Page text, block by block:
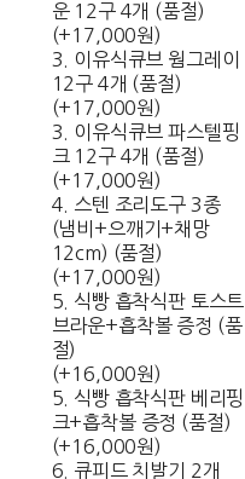
운 12구 4개 (품절)
(+17,000원)
3. 이유식큐브 웜그레이
12구 4개 (품절)
(+17,000원)
3. 이유식큐브 파스텔핑
크 12구 4개 (품절)
(+17,000원)
4. 스텐 조리도구 3종
(냄비+으깨기+채망
12cm) (품절)
(+17,000원)
5. 식빵 흡착식판 토스트
브라운+흡착볼 증정 (품
절)
(+16,000원)
5. 식빵 흡착식판 베리핑
크+흡착볼 증정 (품절)
(+16,000원)
6. 큐피드 치발기 2개